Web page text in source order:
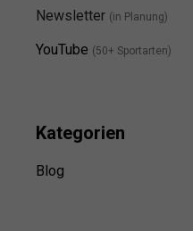
Newsletter (in Planung)
YouTube (50+ Sportarten)
Kategorien
Blog